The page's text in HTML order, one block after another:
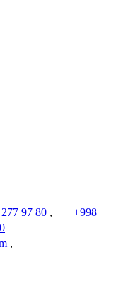
97 80 ,
+998
,